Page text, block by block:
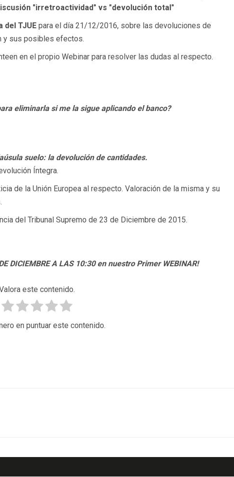
"irretroactividad" vs "devolución total"
del TJUE para el día 21/12/2016, sobre las devoluciones de
y sus posibles efectos.
en el propio Webinar para resolver las dudas al respecto.
eliminarla si me la sigue aplicando el banco?
suelo: la devolución de cantidades.
Íntegra.
de la Unión Europea al respecto. Valoración de la misma y su
del Tribunal Supremo de 23 de Diciembre de 2015.
DICIEMBRE A LAS 10:30 en nuestro Primer WEBINAR!
este contenido.
en puntuar este contenido.